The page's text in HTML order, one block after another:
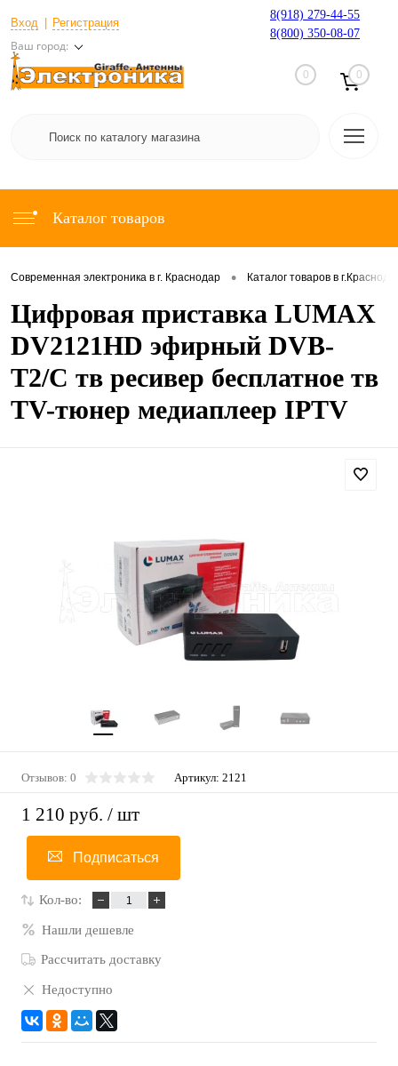
Вход Регистрация
Ваш город:
8(918) 279-44-55
8(800) 350-08-07
0 0
Каталог товаров
Современная электроника в г. Краснодар • Каталог товаров в
Цифровая приставка LUMAX
DV2121HD эфирный DVB-
T2/C тв ресивер бесплатное тв
TV-тюнер медиаплеер IPTV
Отзывов: 0 Артикул: 2121
1 210 руб. / шт
Подписаться
Кол-во:
Нашли дешевле
Рассчитать доставку
Недоступно